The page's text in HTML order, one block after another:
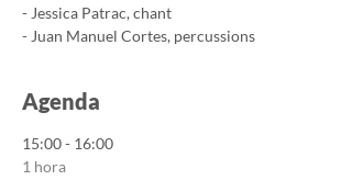
- Jessica Patrac, chant
- Juan Manuel Cortes, percussions
Agenda
15:00 - 16:00
1 hora